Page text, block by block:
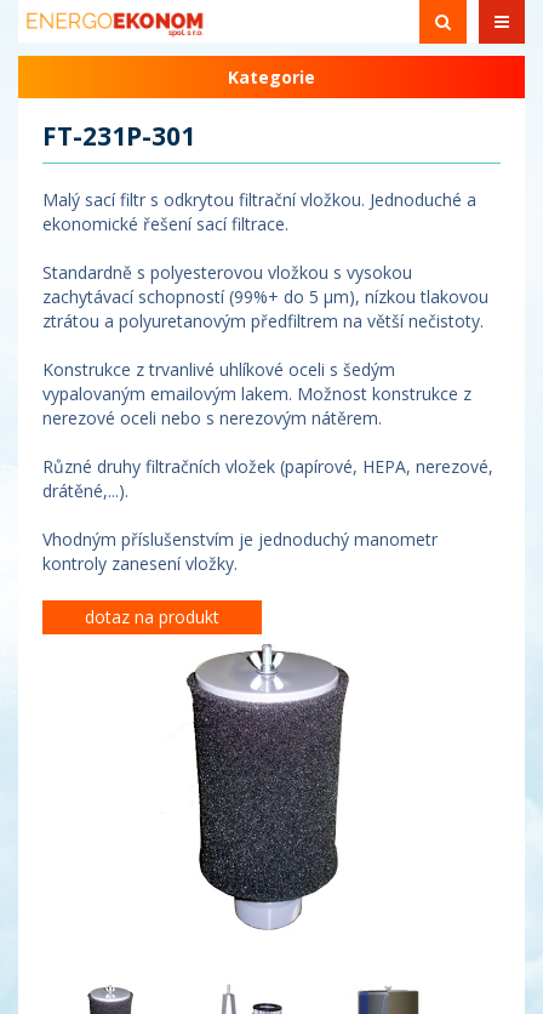
Kategorie
FT-231P-301
Malý sací filtr s odkrytou filtrační vložkou. Jednoduché a
ekonomické řešení sací filtrace.
Standardně s polyesterovou vložkou s vysokou
zachytávací schopností (99%+ do 5 µm), nízkou tlakovou
ztrátou a polyuretanovým předfiltrem na větší nečistoty.
Konstrukce z trvanlivé uhlíkové oceli s šedým
vypalovaným emailovým lakem. Možnost konstrukce z
nerezové oceli nebo s nerezovým nátěrem.
Různé druhy filtračních vložek (papírové, HEPA, nerezové,
drátěné,...).
Vhodným příslušenstvím je jednoduchý manometr
kontroly zanesení vložky.
dotaz na produkt